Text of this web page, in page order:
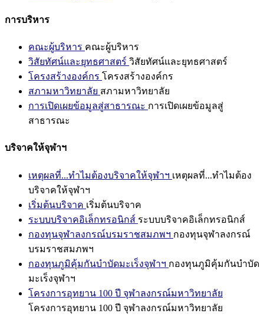
การบริหาร
คณะผู้บริหาร คณะผู้บริหาร
วิสัยทัศน์และยุทธศาสตร์ วิสัยทัศน์และยุทธศาสตร์
โครงสร้างองค์กร โครงสร้างองค์กร
สภามหาวิทยาลัย สภามหาวิทยาลัย
การเปิดเผยข้อมูลสู่สาธารณะ การเปิดเผยข้อมูลสู่
สาธารณะ
บริจาคให้จุฬาฯ
เหตุผลที่...ทำไมต้องบริจาคให้จุฬาฯ เหตุผลที่...ทำไมต้อง
บริจาคให้จุฬาฯ
เริ่มต้นบริจาค เริ่มต้นบริจาค
ระบบบริจาคอิเล็กทรอนิกส์ ระบบบริจาคอิเล็กทรอนิกส์
กองทุนจุฬาลงกรณ์บรมราชสมภพฯ กองทุนจุฬาลงกรณ์
บรมราชสมภพฯ
กองทุนภูมิคุ้มกันบำบัดมะเร็งจุฬาฯ กองทุนภูมิคุ้มกันบำบัด
มะเร็งจุฬาฯ
โครงการอุทยาน 100 ปี จุฬาลงกรณ์มหาวิทยาลัย
โครงการอุทยาน 100 ปี จุฬาลงกรณ์มหาวิทยาลัย